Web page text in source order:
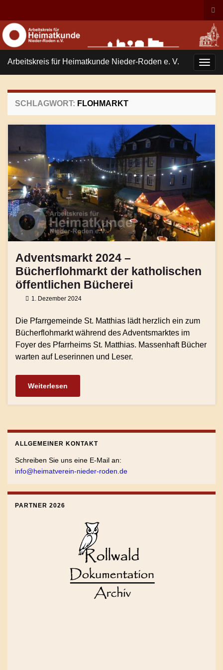
Search for:
Arbeitskreis für Heimatkunde Nieder-Roden e. V.
SCHLAGWORT: FLOHMARKT
Adventsmarkt 2024 –
Bücherflohmarkt der katholischen
öffentlichen Bücherei
1. Dezember 2024
Die Pfarrgemeinde St. Matthias lädt herzlich ein zum
Bücherflohmarkt während des Adventsmarktes im
Foyer des Pfarrheims St. Matthias. Massenhaft Bücher
warten auf Leserinnen und Leser.
Weiterlesen
ALLGEMEINER KONTAKT
Schreiben Sie uns eine E-Mail an:
info@heimatverein-nieder-roden.de
PARTNER 2026